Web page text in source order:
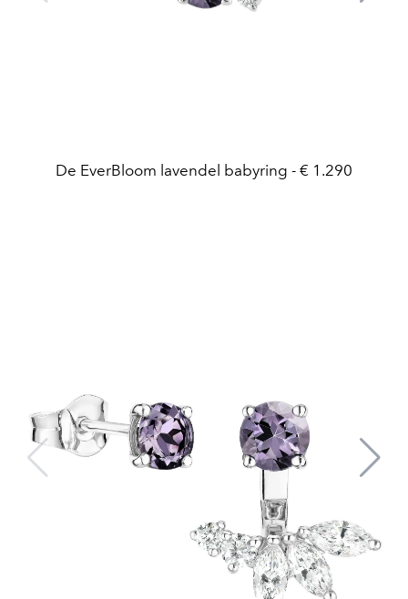
De EverBloom lavendel babyring - € 1.290